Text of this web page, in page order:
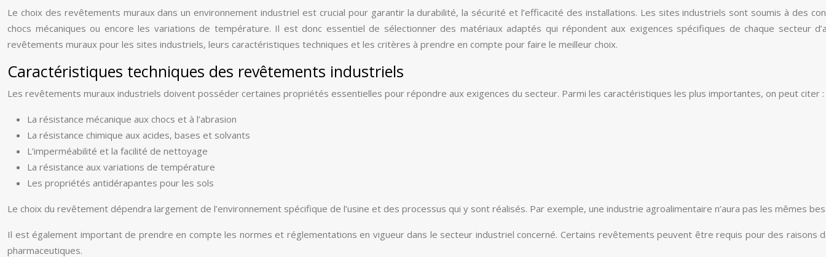
Le choix des revêtements muraux dans un environnement industriel est crucial pour garantir la durabilité, la sécurité et l’efficacité des installations. Les sites industriels sont soumis à des
chocs mécaniques ou encore les variations de température. Il est donc essentiel de sélectionner des matériaux adaptés qui répondent aux exigences spécifiques de chaque secteur
revêtements muraux pour les sites industriels, leurs caractéristiques techniques et les critères à prendre en compte pour faire le meilleur choix.
Caractéristiques techniques des revêtements industriels
Les revêtements muraux industriels doivent posséder certaines propriétés essentielles pour répondre aux exigences du secteur. Parmi les caractéristiques les plus importantes, on peut citer :
La résistance mécanique aux chocs et à l’abrasion
La résistance chimique aux acides, bases et solvants
L’imperméabilité et la facilité de nettoyage
La résistance aux variations de température
Les propriétés antidérapantes pour les sols
Le choix du revêtement dépendra largement de l’environnement spécifique de l’usine et des processus qui y sont réalisés. Par exemple, une industrie agroalimentaire n’aura pas les mêmes
Il est également important de prendre en compte les normes et réglementations en vigueur dans le secteur industriel concerné. Certains revêtements peuvent être requis pour des raisons
pharmaceutiques.